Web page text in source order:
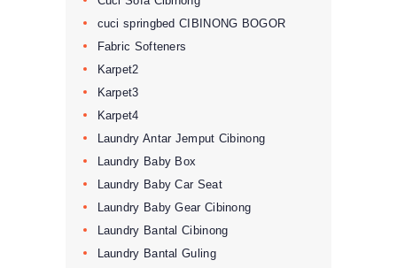
cuci springbed CIBINONG BOGOR
Fabric Softeners
Karpet2
Karpet3
Karpet4
Laundry Antar Jemput Cibinong
Laundry Baby Box
Laundry Baby Car Seat
Laundry Baby Gear Cibinong
Laundry Bantal Cibinong
Laundry Bantal Guling